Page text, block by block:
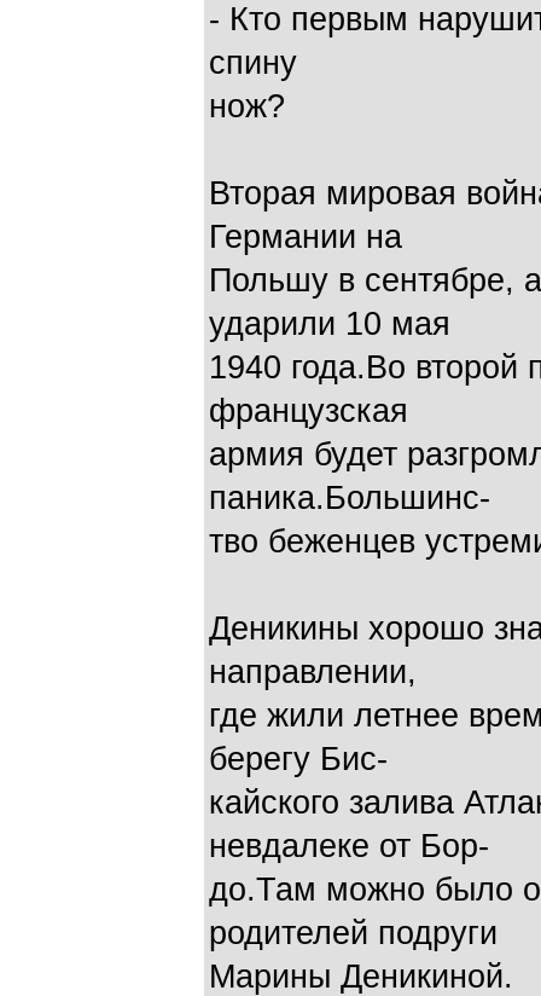
- Кто первым
спину
нож?
Вторая мировая
Германии на
Польшу в сентябре,
ударили 10 мая
1940 года.Во второй
французская
армия будет
паника.Большинс-
тво беженцев
Деникины хорошо
направлении,
где жили летнее
берегу Бис-
кайского залива
невдалеке от Бор-
до.Там можно было
родителей подруги
Марины Деникиной.